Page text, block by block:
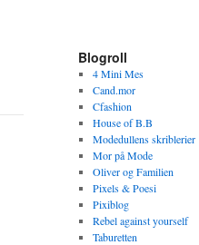
Blogroll
4 Mini Mes
Cand.mor
Cfashion
House of B.B
Modedullens skriblerier
Mor på Mode
Oliver og Familien
Pixels & Poesi
Pixiblog
Rebel against yourself
Taburetten